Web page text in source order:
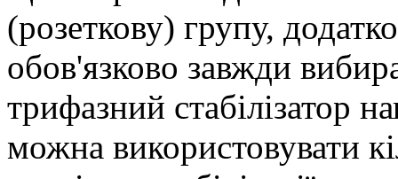
(розеткову) групу,
обов'язково завжди
трифазний стабілізатор
можна використовувати